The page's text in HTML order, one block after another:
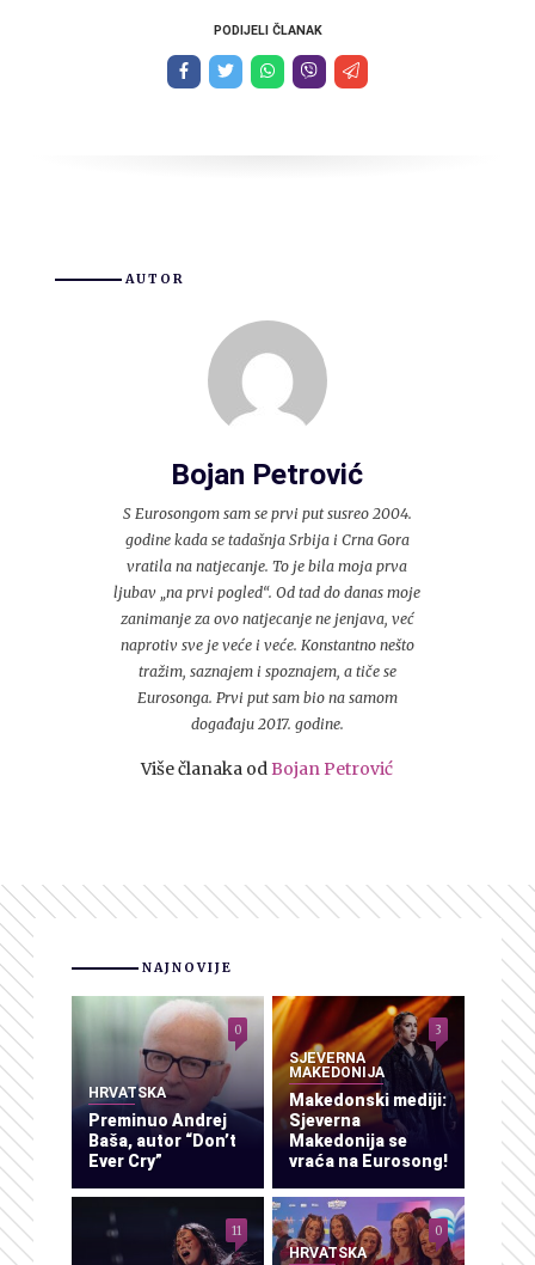
PODIJELI ČLANAK
AUTOR
Bojan Petrović
S Eurosongom sam se prvi put susreo 2004.
godine kada se tadašnja Srbija i Crna Gora
vratila na natjecanje. To je bila moja prva
ljubav „na prvi pogled“. Od tad do danas moje
zanimanje za ovo natjecanje ne jenjava, već
naprotiv sve je veće i veće. Konstantno nešto
tražim, saznajem i spoznajem, a tiče se
Eurosonga. Prvi put sam bio na samom
događaju 2017. godine.
Više članaka odBojan Petrović
NAJNOVIJE
HRVATSKA
Preminuo Andrej
Baša, autor “Don’t
Ever Cry”
0
SJEVERNA
MAKEDONIJA
Makedonski mediji:
Sjeverna
Makedonija se
vraća na Eurosong!
3
11
HRVATSKA
0